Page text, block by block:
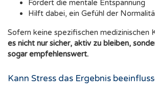
Fördert die mentale Entspannung
Hilft dabei, ein Gefühl der
Sofern keine spezifischen medizinischen
es nicht nur sicher, aktiv zu bleiben,
sogar empfehlenswert.
Kann Stress das Ergebnis